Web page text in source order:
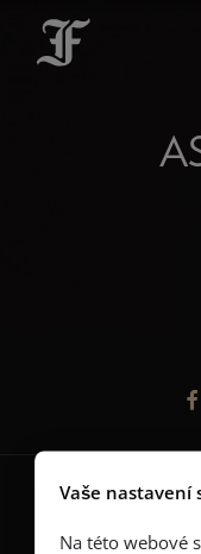
Vaše nastavení
Na této webové